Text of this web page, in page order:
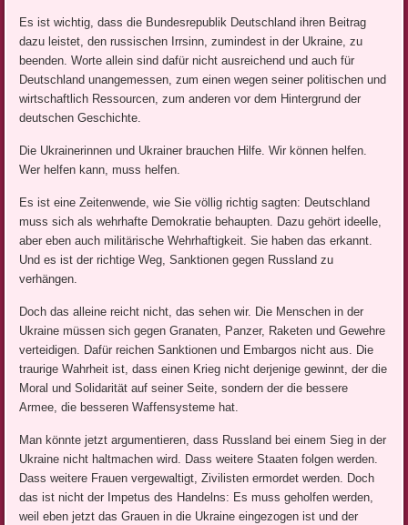
Es ist wichtig, dass die Bundesrepublik Deutschland ihren Beitrag
dazu leistet, den russischen Irrsinn, zumindest in der Ukraine, zu
beenden. Worte allein sind dafür nicht ausreichend und auch für
Deutschland unangemessen, zum einen wegen seiner politischen und
wirtschaftlich Ressourcen, zum anderen vor dem Hintergrund der
deutschen Geschichte.
Die Ukrainerinnen und Ukrainer brauchen Hilfe. Wir können helfen.
Wer helfen kann, muss helfen.
Es ist eine Zeitenwende, wie Sie völlig richtig sagten: Deutschland
muss sich als wehrhafte Demokratie behaupten. Dazu gehört ideelle,
aber eben auch militärische Wehrhaftigkeit. Sie haben das erkannt.
Und es ist der richtige Weg, Sanktionen gegen Russland zu
verhängen.
Doch das alleine reicht nicht, das sehen wir. Die Menschen in der
Ukraine müssen sich gegen Granaten, Panzer, Raketen und Gewehre
verteidigen. Dafür reichen Sanktionen und Embargos nicht aus. Die
traurige Wahrheit ist, dass einen Krieg nicht derjenige gewinnt, der die
Moral und Solidarität auf seiner Seite, sondern der die bessere
Armee, die besseren Waffensysteme hat.
Man könnte jetzt argumentieren, dass Russland bei einem Sieg in der
Ukraine nicht haltmachen wird. Dass weitere Staaten folgen werden.
Dass weitere Frauen vergewaltigt, Zivilisten ermordet werden. Doch
das ist nicht der Impetus des Handelns: Es muss geholfen werden,
weil eben jetzt das Grauen in die Ukraine eingezogen ist und der